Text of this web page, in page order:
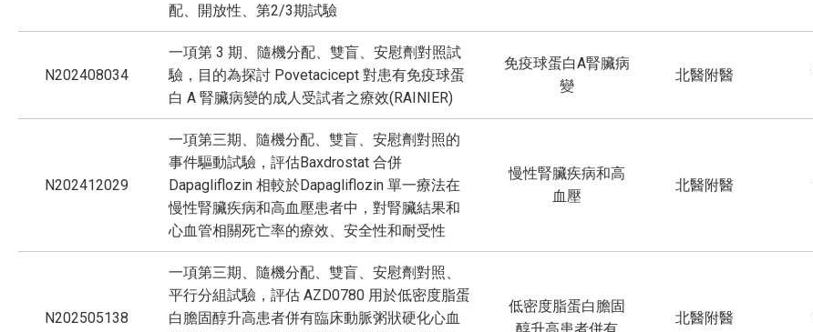
配、開放性、第2/3期試驗
N202408034
一項第 3 期、隨機分配、雙盲、安慰劑對照試
驗，目的為探討 Povetacicept 對患有免疫球蛋
白 A 腎臟病變的成人受試者之療效(RAINIER)
免疫球蛋白A腎臟病
變
北醫附醫
N202412029
一項第三期、隨機分配、雙盲、安慰劑對照的
事件驅動試驗，評估Baxdrostat 合併
Dapagliflozin 相較於Dapagliflozin 單一療法在
慢性腎臟疾病和高血壓患者中，對腎臟結果和
心血管相關死亡率的療效、安全性和耐受性
慢性腎臟疾病和高
血壓
北醫附醫
N202505138
一項第三期、隨機分配、雙盲、安慰劑對照、
平行分組試驗，評估 AZD0780 用於低密度脂蛋
白膽固醇升高患者併有臨床動脈粥狀硬化心血
低密度脂蛋白膽固
醇升高患者併有
北醫附醫